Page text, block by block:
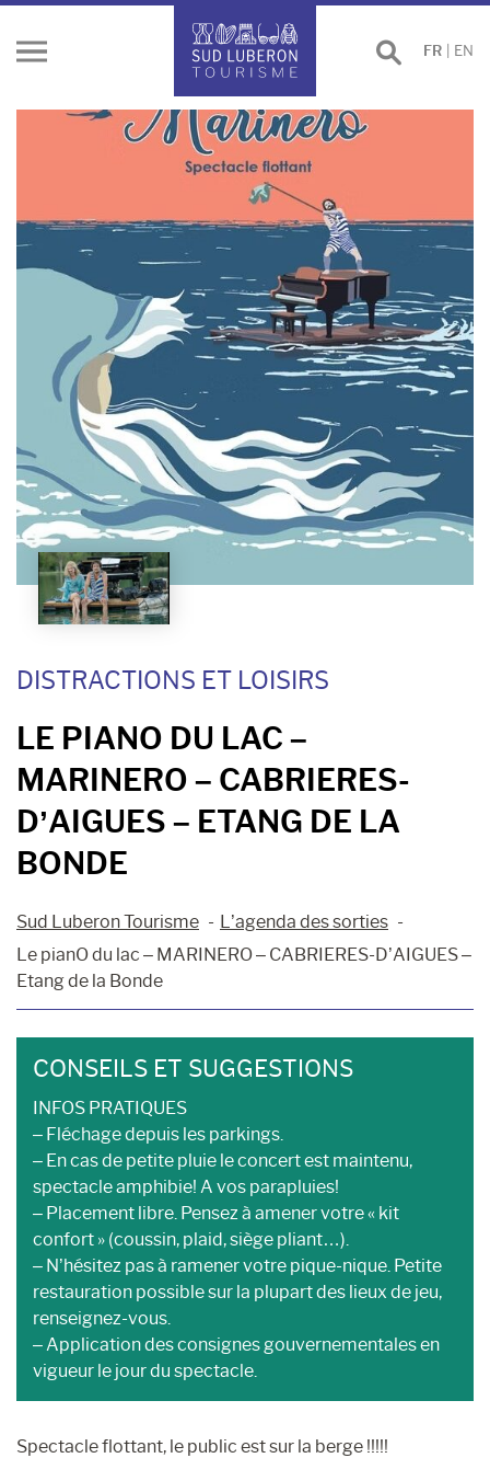
Ouvrir
Effectuer
une
FR EN
DISTRACTIONS ET LOISIRS
LE PIANO DU LAC –
MARINERO – CABRIERES-
D’AIGUES – ETANG DE LA
BONDE
Sud Luberon Tourisme
L’agenda des sorties
Le pianO du lac – MARINERO – CABRIERES-D’AIGUES –
Etang de la Bonde
CONSEILS ET SUGGESTIONS
INFOS PRATIQUES
– Fléchage depuis les parkings.
– En cas de petite pluie le concert est maintenu,
spectacle amphibie! A vos parapluies!
– Placement libre. Pensez à amener votre « kit
confort » (coussin, plaid, siège pliant…).
– N’hésitez pas à ramener votre pique-nique. Petite
restauration possible sur la plupart des lieux de jeu,
renseignez-vous.
– Application des consignes gouvernementales en
vigueur le jour du spectacle.
Spectacle flottant, le public est sur la berge !!!!!